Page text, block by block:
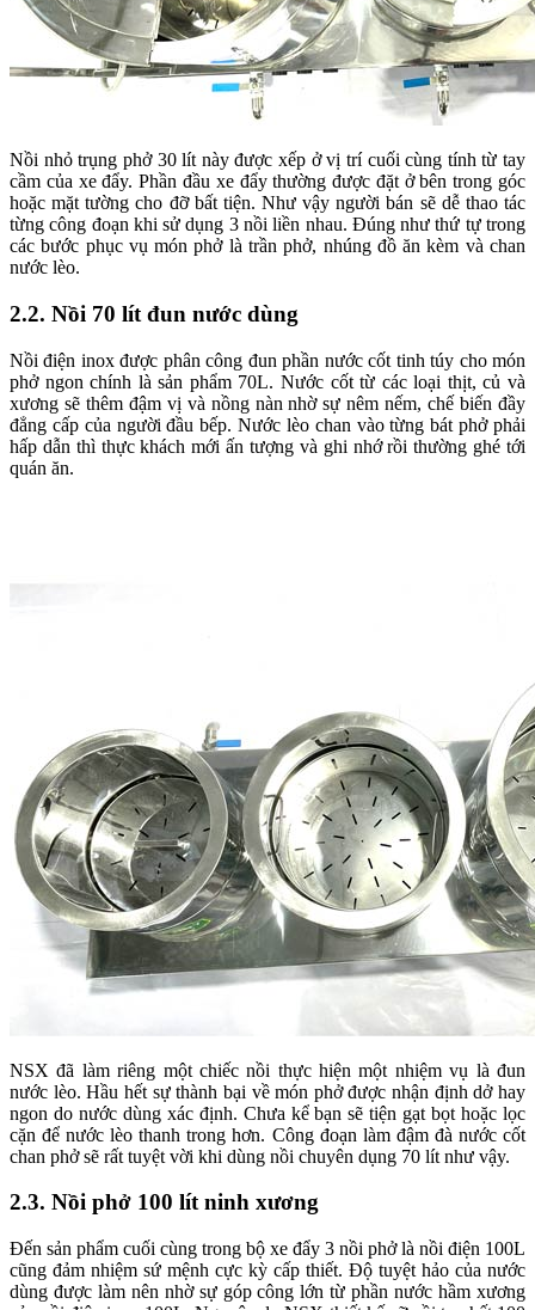
Nồi nhỏ trụng phở 30 lít này được xếp ở vị trí cuối cùng tính từ tay
cầm của xe đẩy. Phần đầu xe đẩy thường được đặt ở bên trong góc
hoặc mặt tường cho đỡ bất tiện. Như vậy người bán sẽ dễ thao tác
từng công đoạn khi sử dụng 3 nồi liền nhau. Đúng như thứ tự trong
các bước phục vụ món phở là trần phở, nhúng đồ ăn kèm và chan
nước lèo.
2.2. Nồi 70 lít đun nước dùng
Nồi điện inox được phân công đun phần nước cốt tinh túy cho món
phở ngon chính là sản phẩm 70L. Nước cốt từ các loại thịt, củ và
xương sẽ thêm đậm vị và nồng nàn nhờ sự nêm nếm, chế biến đầy
đẳng cấp của người đầu bếp. Nước lèo chan vào từng bát phở phải
hấp dẫn thì thực khách mới ấn tượng và ghi nhớ rồi thường ghé tới
quán ăn.
NSX đã làm riêng một chiếc nồi thực hiện một nhiệm vụ là đun
nước lèo. Hầu hết sự thành bại về món phở được nhận định dở hay
ngon do nước dùng xác định. Chưa kể bạn sẽ tiện gạt bọt hoặc lọc
cặn để nước lèo thanh trong hơn. Công đoạn làm đậm đà nước cốt
chan phở sẽ rất tuyệt vời khi dùng nồi chuyên dụng 70 lít như vậy.
2.3. Nồi phở 100 lít ninh xương
Đến sản phẩm cuối cùng trong bộ xe đẩy 3 nồi phở là nồi điện 100L
cũng đảm nhiệm sứ mệnh cực kỳ cấp thiết. Độ tuyệt hảo của nước
dùng được làm nên nhờ sự góp công lớn từ phần nước hầm xương